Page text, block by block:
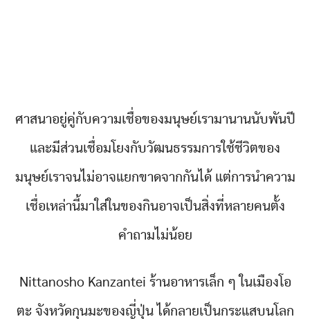
ศาสนาอยู่คู่กับความเชื่อของมนุษย์เรามานานนับพันปี
และมีส่วนเชื่อมโยงกับวัฒนธรรมการใช้ชีวิตของ
มนุษย์เราจนไม่อาจแยกขาดจากกันได้ แต่การนำความ
เชื่อเหล่านี้มาใส่ในของกินอาจเป็นสิ่งที่หลายคนตั้ง
คำถามไม่น้อย
Nittanosho Kanzantei ร้านอาหารเล็ก ๆ ในเมืองโอ
ตะ จังหวัดกุนมะของญี่ปุ่น ได้กลายเป็นกระแสบนโลก